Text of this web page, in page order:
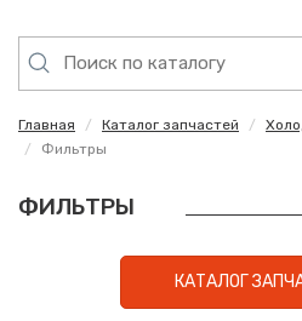
Главная Каталог запчастей
Фильтры
ФИЛЬТРЫ
КАТАЛОГ